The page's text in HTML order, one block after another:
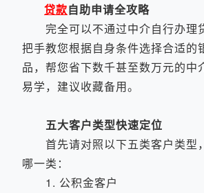
贷款自助申请全攻略
完全可以不通过中介自行办理
把手教您根据自身条件选择合适的
品，帮您省下数千甚至数万元的中
易学，建议收藏备用。
五大客户类型快速定位
首先请对照以下五类客户类型
哪一类：
1. 公积金客户